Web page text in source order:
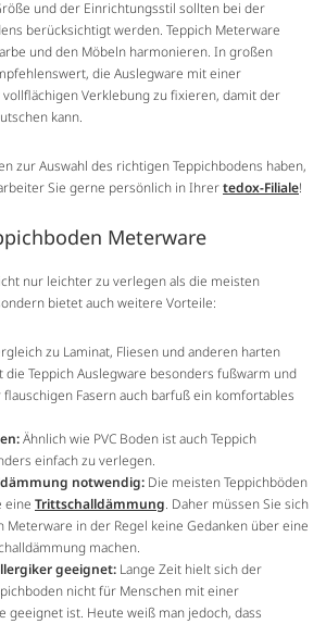
und der Einrichtungsstil sollten bei der
berücksichtigt werden. Teppich Meterware
und den Möbeln harmonieren. In großen
die Auslegware mit einer
Verklebung zu fixieren, damit der
kann.
zur Auswahl des richtigen Teppichbodens haben,
Sie gerne persönlich in Ihrertedox-Filiale!
Meterware
nur leichter zu verlegen als die meisten
bietet auch weitere Vorteile:
zu Laminat, Fliesen und anderen harten
die Teppich Auslegware besonders fußwarm und
Fasern auch barfuß ein komfortables
Ähnlich wie PVC Boden ist auch Teppich
einfach zu verlegen.
notwendig: Die meisten Teppichböden
eine Trittschalldämmung. Daher müssen Sie sich
Meterware in der Regel keine Gedanken über eine
machen.
geeignet: Lange Zeit hielt sich der
nicht für Menschen mit einer
geeignet ist. Heute weiß man jedoch, dass